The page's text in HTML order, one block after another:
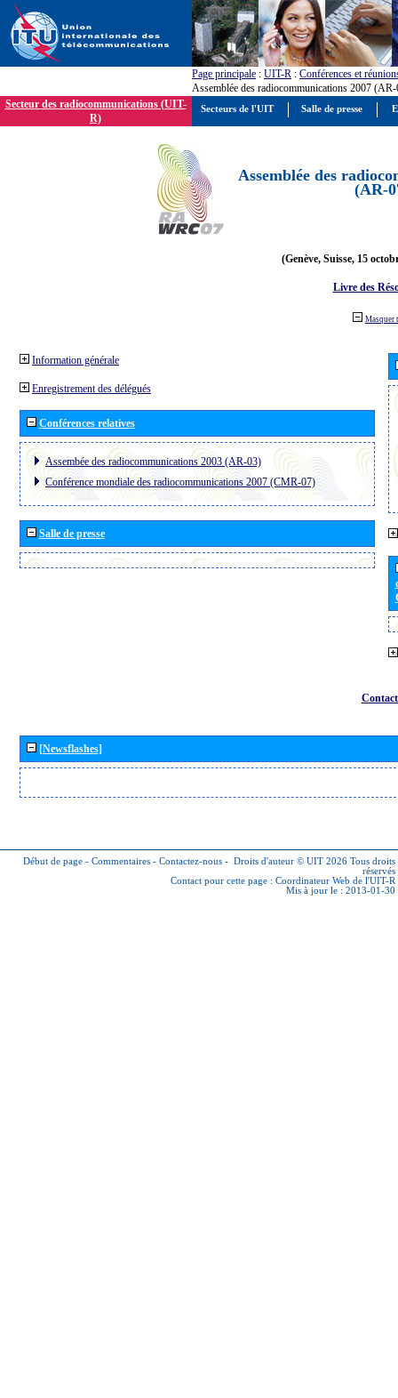
Page principale : UIT-R : Conférences et
Assemblée des radiocommunications 2007
Secteur des radiocommunications (UIT-
R)
Assemblée des
(AR-
(Genève, Suisse, 15
Livre des
Masquer
Information générale
Enregistrement des délégués
Conférences relatives
Assembée des radiocommunications 2003 (AR-03)
Conférence mondiale des radiocommunications 2007 (CMR-07)
Salle de presse
[Newsflashes]
Début de page - Commentaires - Contactez-nous - Droits d'auteur © UIT 2026 Tous droits
réservés
Contact pour cette page : Coordinateur Web de l'UIT-R
Mis à jour le : 2013-01-30
Secteurs de l'UIT Salle de presse